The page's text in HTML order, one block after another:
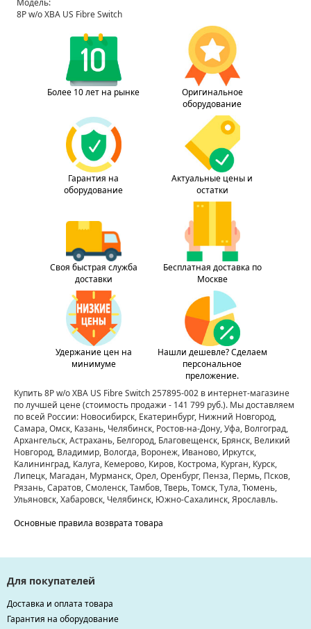
8P w/o XBA US Fibre Switch
Более 10 лет на рынке
Оригинальное
оборудование
Гарантия на
оборудование
Актуальные цены и
остатки
Своя быстрая служба
доставки
Бесплатная доставка по
Москве
Удержание цен на
минимуме
Нашли дешевле? Сделаем
персональное
преложение.
Купить 8P w/o XBA US Fibre Switch 257895-002 в интернет-магазине
по лучшей цене(стоимость продажи - 141 799 руб.). Мы доставляем
по всей России: Новосибирск, Екатеринбург, Нижний Новгород,
Самара, Омск, Казань, Челябинск, Ростов-на-Дону, Уфа, Волгоград,
Архангельск, Астрахань, Белгород, Благовещенск, Брянск, Великий
Новгород, Владимир, Вологда, Воронеж, Иваново, Иркутск,
Калининград, Калуга, Кемерово, Киров, Кострома, Курган, Курск,
Липецк, Магадан, Мурманск, Орел, Оренбург, Пенза, Пермь, Псков,
Рязань, Саратов, Смоленск, Тамбов, Тверь, Томск, Тула, Тюмень,
Ульяновск, Хабаровск, Челябинск, Южно-Сахалинск, Ярославль.
Основные правила возврата товара
Для покупателей
Доставка и оплата товара
Гарантия на оборудование